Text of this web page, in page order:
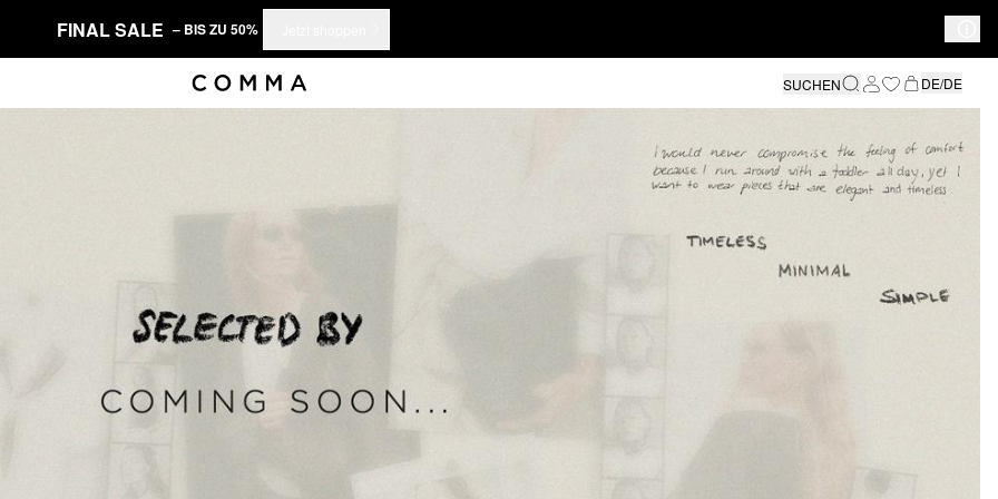
FINAL SALE – BIS ZU 50%
SUCHEN DE/DE